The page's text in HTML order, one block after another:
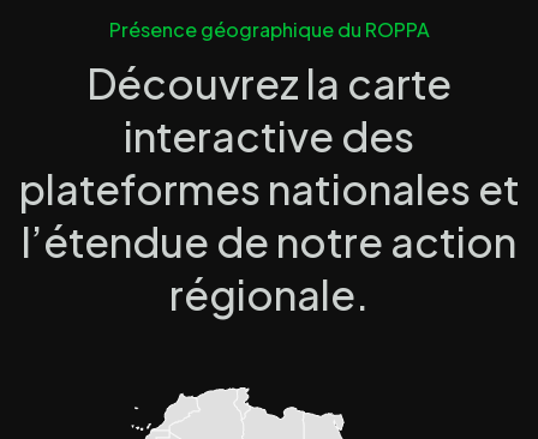
Présence géographique du ROPPA
Découvrez la carte
interactive des
plateformes nationales et
l’étendue de notre action
régionale.